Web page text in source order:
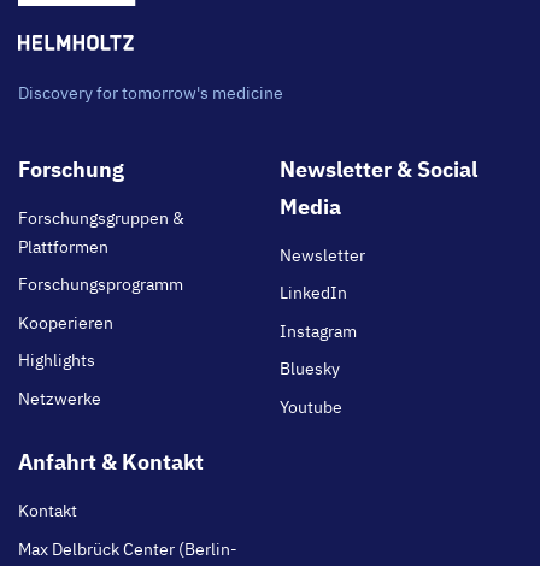
Discovery for tomorrow's medicine
Footer
Forschung
Forschungsgruppen &
Plattformen
Forschungsprogramm
Kooperieren
Highlights
Netzwerke
Newsletter & Social
Media
Newsletter
LinkedIn
Instagram
Bluesky
Youtube
Anfahrt & Kontakt
Kontakt
Max Delbrück Center (Berlin-